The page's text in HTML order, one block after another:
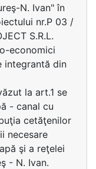
N. Ivan" în
nr.P 03 /
S.R.L.
economici
integrantă din
la art.1 se
- canal cu
cetăţenilor
necesare
şi a reţelei
- N. Ivan.